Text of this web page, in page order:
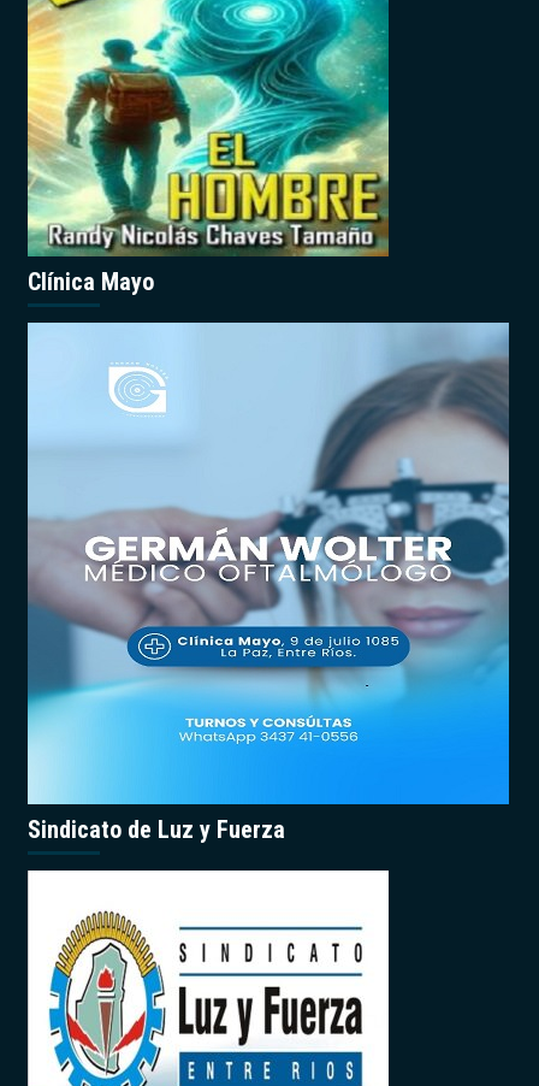
Clínica Mayo
Sindicato de Luz y Fuerza